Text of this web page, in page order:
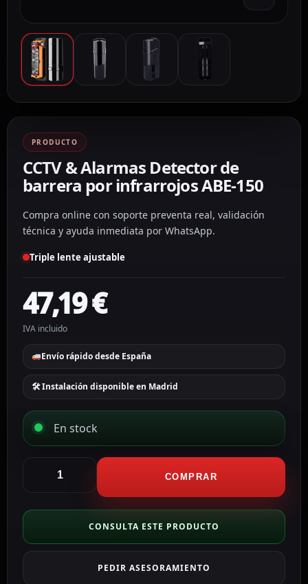
PRODUCTO
CCTV & Alarmas Detector de
barrera por infrarrojos ABE-150
Compra online con soporte preventa real, validación
técnica y ayuda inmediata por WhatsApp.
Triple lente ajustable
47,19€
IVA incluido
Envío rápido desde España
🛠 Instalación disponible en Madrid
En stock
Detector
barrera
por
COMPRAR
CONSULTA ESTE PRODUCTO
PEDIR ASESORAMIENTO